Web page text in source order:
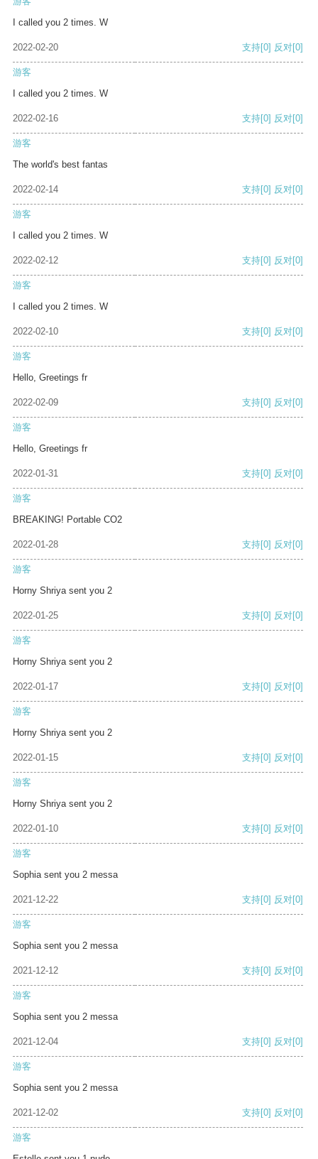
I called you 2 times. W
2022-02-20 支持[0] 反对[0]
游客
I called you 2 times. W
2022-02-16 支持[0] 反对[0]
游客
The world's best fantas
2022-02-14 支持[0] 反对[0]
游客
I called you 2 times. W
2022-02-12 支持[0] 反对[0]
游客
I called you 2 times. W
2022-02-10 支持[0] 反对[0]
游客
Hello, Greetings fr
2022-02-09 支持[0] 反对[0]
游客
Hello, Greetings fr
2022-01-31 支持[0] 反对[0]
游客
BREAKING! Portable CO2
2022-01-28 支持[0] 反对[0]
游客
Horny Shriya sent you 2
2022-01-25 支持[0] 反对[0]
游客
Horny Shriya sent you 2
2022-01-17 支持[0] 反对[0]
游客
Horny Shriya sent you 2
2022-01-15 支持[0] 反对[0]
游客
Horny Shriya sent you 2
2022-01-10 支持[0] 反对[0]
游客
Sophia sent you 2 messa
2021-12-22 支持[0] 反对[0]
游客
Sophia sent you 2 messa
2021-12-12 支持[0] 反对[0]
游客
Sophia sent you 2 messa
2021-12-04 支持[0] 反对[0]
游客
Sophia sent you 2 messa
2021-12-02 支持[0] 反对[0]
游客